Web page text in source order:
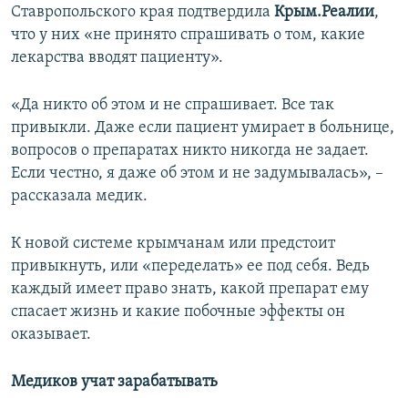
Ставропольского края подтвердила Крым.Реалии,
что у них «не принято спрашивать о том, какие
лекарства вводят пациенту».
«Да никто об этом и не спрашивает. Все так
привыкли. Даже если пациент умирает в больнице,
вопросов о препаратах никто никогда не задает.
Если честно, я даже об этом и не задумывалась», –
рассказала медик.
К новой системе крымчанам или предстоит
привыкнуть, или «переделать» ее под себя. Ведь
каждый имеет право знать, какой препарат ему
спасает жизнь и какие побочные эффекты он
оказывает.
Медиков учат зарабатывать